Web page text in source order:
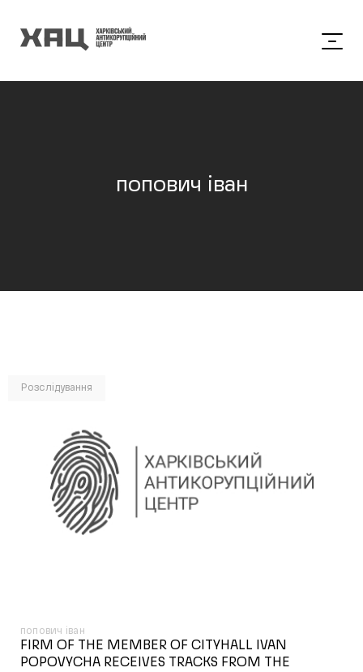
попович іван
Розслідування
попович іван
FIRM OF THE MEMBER OF CITYHALL IVAN
POPOVYCHA RECEIVES TRACKS FROM THE